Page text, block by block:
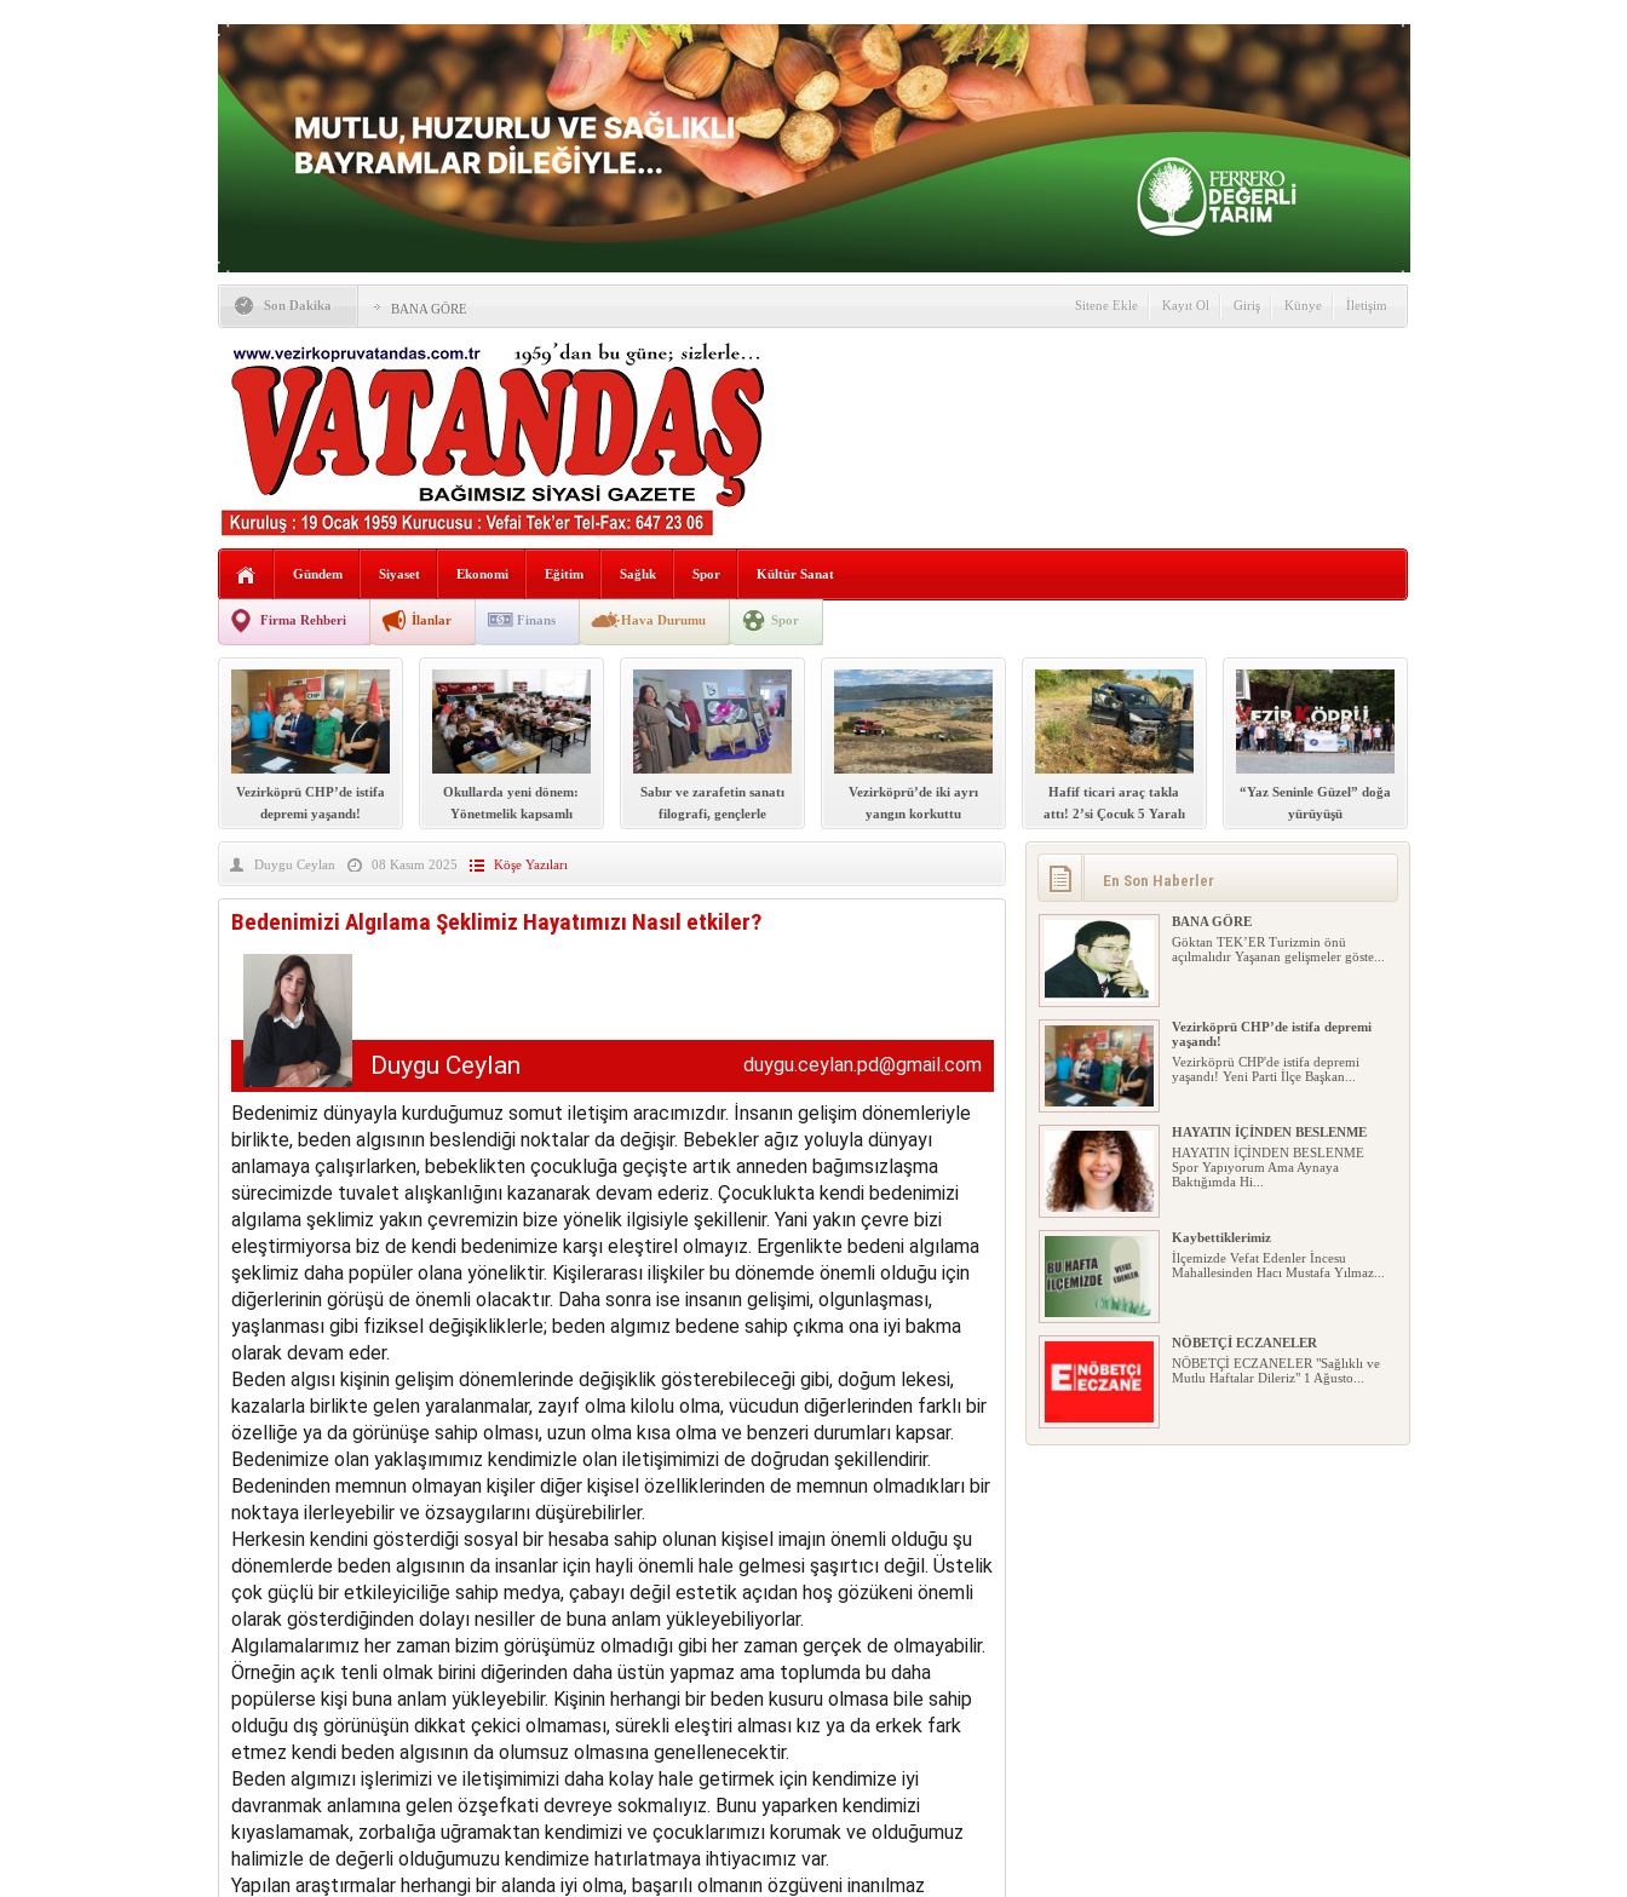
Son Dakika BANA GÖRE
Vezirköprü CHP’de istifa depremi yaşandı!
HAYATIN İÇİNDEN BESLENME
Kaybettiklerimiz
NÖBETÇİ ECZANELER
Okullarda yeni dönem: Yönetmelik kapsamlı şekilde
değişti
taşınıyor
Hafif ticari araç takla attı! 2’si Çocuk 5 Yaralı
“Yaz Seninle Güzel” doğa yürüyüşü
Sitene Ekle Kayıt Ol Giriş Künye İletişim
Gündem Siyaset Ekonomi Eğitim Sağlık Spor Kültür Sanat
Firma Rehberi İlanlar Finans Hava Durumu Spor
Vezirköprü CHP’de istifa
depremi yaşandı!
Okullarda yeni dönem:
Yönetmelik kapsamlı
Sabır ve zarafetin sanatı
filografi, gençlerle
Vezirköprü’de iki ayrı
yangın korkuttu
Hafif ticari araç takla
attı! 2’si Çocuk 5 Yaralı
“Yaz Seninle Güzel” doğa
yürüyüşü
Duygu Ceylan 08 Kasım 2025 Köşe Yazıları
Bedenimizi Algılama Şeklimiz Hayatımızı Nasıl etkiler?
Duygu Ceylan duygu.ceylan.pd@gmail.com
Bedenimiz dünyayla kurduğumuz somut iletişim aracımızdır. İnsanın gelişim dönemleriyle
birlikte, beden algısının beslendiği noktalar da değişir. Bebekler ağız yoluyla dünyayı
anlamaya çalışırlarken, bebeklikten çocukluğa geçişte artık anneden bağımsızlaşma
sürecimizde tuvalet alışkanlığını kazanarak devam ederiz. Çocuklukta kendi bedenimizi
algılama şeklimiz yakın çevremizin bize yönelik ilgisiyle şekillenir. Yani yakın çevre bizi
eleştirmiyorsa biz de kendi bedenimize karşı eleştirel olmayız. Ergenlikte bedeni algılama
şeklimiz daha popüler olana yöneliktir. Kişilerarası ilişkiler bu dönemde önemli olduğu için
diğerlerinin görüşü de önemli olacaktır. Daha sonra ise insanın gelişimi, olgunlaşması,
yaşlanması gibi fiziksel değişikliklerle; beden algımız bedene sahip çıkma ona iyi bakma
olarak devam eder.
Beden algısı kişinin gelişim dönemlerinde değişiklik gösterebileceği gibi, doğum lekesi,
kazalarla birlikte gelen yaralanmalar, zayıf olma kilolu olma, vücudun diğerlerinden farklı bir
özelliğe ya da görünüşe sahip olması, uzun olma kısa olma ve benzeri durumları kapsar.
Bedenimize olan yaklaşımımız kendimizle olan iletişimimizi de doğrudan şekillendirir.
Bedeninden memnun olmayan kişiler diğer kişisel özelliklerinden de memnun olmadıkları bir
noktaya ilerleyebilir ve özsaygılarını düşürebilirler.
Herkesin kendini gösterdiği sosyal bir hesaba sahip olunan kişisel imajın önemli olduğu şu
dönemlerde beden algısının da insanlar için hayli önemli hale gelmesi şaşırtıcı değil. Üstelik
çok güçlü bir etkileyiciliğe sahip medya, çabayı değil estetik açıdan hoş gözükeni önemli
olarak gösterdiğinden dolayı nesiller de buna anlam yükleyebiliyorlar.
Algılamalarımız her zaman bizim görüşümüz olmadığı gibi her zaman gerçek de olmayabilir.
Örneğin açık tenli olmak birini diğerinden daha üstün yapmaz ama toplumda bu daha
popülerse kişi buna anlam yükleyebilir. Kişinin herhangi bir beden kusuru olmasa bile sahip
olduğu dış görünüşün dikkat çekici olmaması, sürekli eleştiri alması kız ya da erkek fark
etmez kendi beden algısının da olumsuz olmasına genellenecektir.
Beden algımızı işlerimizi ve iletişimimizi daha kolay hale getirmek için kendimize iyi
davranmak anlamına gelen özşefkati devreye sokmalıyız. Bunu yaparken kendimizi
kıyaslamamak, zorbalığa uğramaktan kendimizi ve çocuklarımızı korumak ve olduğumuz
halimizle de değerli olduğumuzu kendimize hatırlatmaya ihtiyacımız var.
Yapılan araştırmalar herhangi bir alanda iyi olma, başarılı olmanın özgüveni inanılmaz
En Son Haberler
BANA GÖRE
Göktan TEK’ER Turizmin önü
açılmalıdır Yaşanan gelişmeler göste...
Vezirköprü CHP’de istifa depremi
yaşandı!
Vezirköprü CHP'de istifa depremi
yaşandı! Yeni Parti İlçe Başkan...
HAYATIN İÇİNDEN BESLENME
HAYATIN İÇİNDEN BESLENME
Spor Yapıyorum Ama Aynaya
Baktığımda Hi...
Kaybettiklerimiz
İlçemizde Vefat Edenler İncesu
Mahallesinden Hacı Mustafa Yılmaz...
NÖBETÇİ ECZANELER
NÖBETÇİ ECZANELER "Sağlıklı ve
Mutlu Haftalar Dileriz" 1 Ağusto...
Okullarda yeni dönem: Yönetmelik